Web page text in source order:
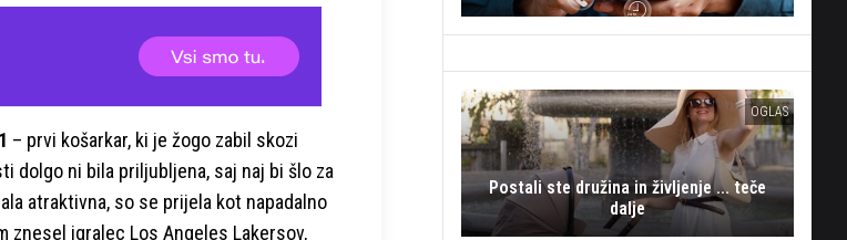
– prvi košarkar, ki je žogo zabil skozi
dolgo ni bila priljubljena, saj naj bi šlo za
atraktivna, so se prijela kot napadalno
znesel igralec Los Angeles Lakersov,
OGLAS
Postali ste družina in življenje ... teče
dalje